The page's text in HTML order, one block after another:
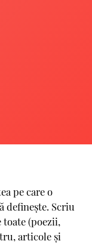
pe care o
definește. Scriu
toate (poezii,
articole și